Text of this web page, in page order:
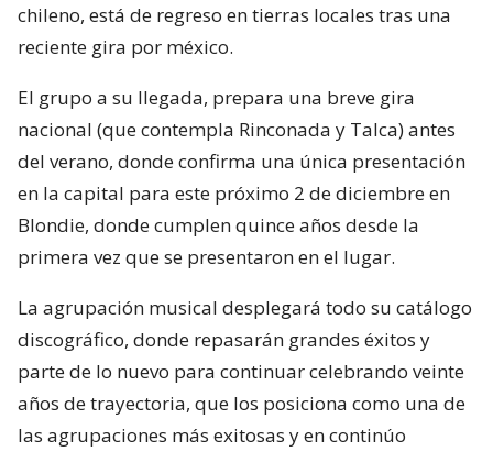
chileno, está de regreso en tierras locales tras una
reciente gira por méxico.
El grupo a su llegada, prepara una breve gira
nacional (que contempla Rinconada y Talca) antes
del verano, donde confirma una única presentación
en la capital para este próximo 2 de diciembre en
Blondie, donde cumplen quince años desde la
primera vez que se presentaron en el lugar.
La agrupación musical desplegará todo su catálogo
discográfico, donde repasarán grandes éxitos y
parte de lo nuevo para continuar celebrando veinte
años de trayectoria, que los posiciona como una de
las agrupaciones más exitosas y en continúo